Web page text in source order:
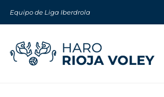
Equipo de Liga Iberdrola